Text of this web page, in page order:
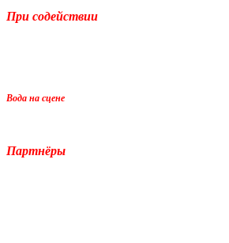
При содействии
Вода на сцене
Партнёры